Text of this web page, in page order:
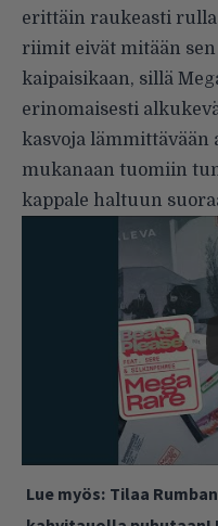
erittäin raukeasti
riimit eivät mitään sen
kaipaisikaan, sillä
erinomaisesti
kasvoja lämmittävään
mukanaan tuomiin
kappale haltuun
Lue myös: Tilaa